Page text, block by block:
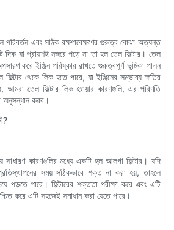
পরিবর্তন এবং সঠিক রক্ষণাবেক্ষণের গুরুত্ব বোঝা অত্যন্ত
যা প্রায়শই নজরে পড়ে না তা হল তেল ফিল্টার। তেল
করে ইঞ্জিন পরিষ্কার রাখতে গুরুত্বপূর্ণ ভূমিকা পালন
থেকে লিক হতে পারে, যা ইঞ্জিনের সম্ভাব্য ক্ষতির
আমরা তেল ফিল্টার লিক হওয়ার কারণগুলি, এর পরিণতি
অনুসন্ধান করব।
সাধারণ কারণগুলির মধ্যে একটি হল আলগা ফিল্টার। যদি
সময় সঠিকভাবে শক্ত না করা হয়, তাহলে
পড়তে পারে। ফিল্টারের শক্ততা পরীক্ষা করে এবং এটি
করে এটি সহজেই সমাধান করা যেতে পারে।